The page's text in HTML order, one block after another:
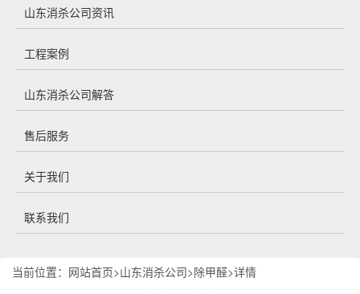
山东消杀公司资讯
工程案例
山东消杀公司解答
售后服务
关于我们
联系我们
当前位置： 网站首页>山东消杀公司>除甲醛>详情